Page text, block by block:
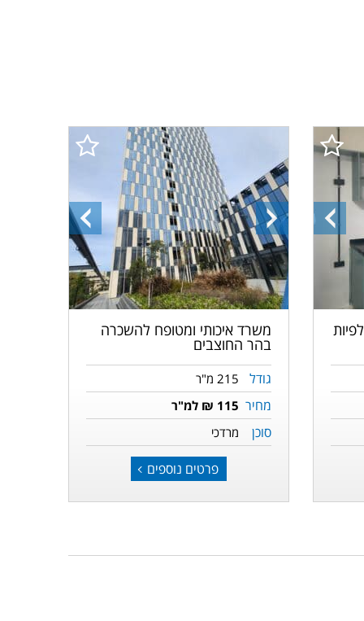
התמונה
הקודמת
התמונה
הקודמת
התמונה
הבאה
משרד איכותי ומטופח להשכרה
בהר החוצבים
גודל 215 מ"ר
מחיר 115 ₪ למ"ר
סוכן מרדכי
פרטים נוספים